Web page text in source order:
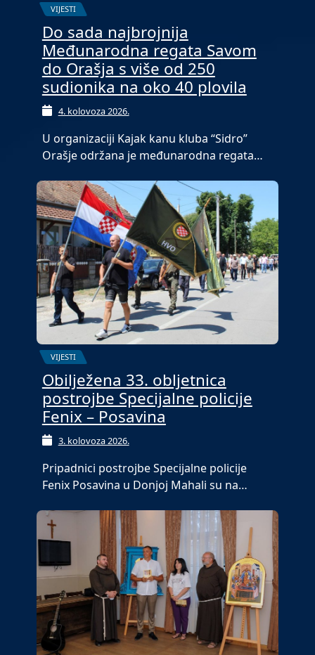
VIJESTI
Do sada najbrojnija
Međunarodna regata Savom
do Orašja s više od 250
sudionika na oko 40 plovila
4. kolovoza 2026.
U organizaciji Kajak kanu kluba “Sidro”
Orašje održana je međunarodna regata…
VIJESTI
Obilježena 33. obljetnica
postrojbe Specijalne policije
Fenix – Posavina
3. kolovoza 2026.
Pripadnici postrojbe Specijalne policije
Fenix Posavina u Donjoj Mahali su na…